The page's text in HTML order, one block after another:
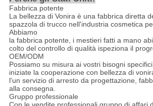
Fabbrica potente
La bellezza di Vonira è una fabbrica diretta
spazzola di trucco nell'industria cosmetica
Abbiamo
la fabbrica potente, i mestieri fatti a mano
colto del controllo di qualità ispeziona il
OEM/ODM
Possiamo su misura ai vostri bisogni
iniziate la cooperazione con bellezza di
l'un servizio di arresto da progettazione,
alla consegna.
Gruppo professionale
Con le vendite professionali gruppo di affari